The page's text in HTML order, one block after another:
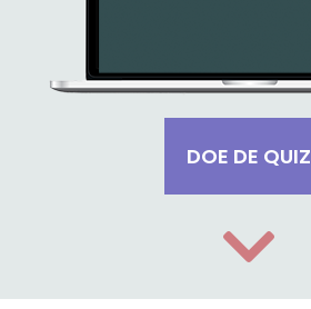
DOE DE QUIZ